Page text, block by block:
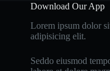
Download Our App
Lorem ipsum dolor
adipisicing elit.
Seddo eiusmod